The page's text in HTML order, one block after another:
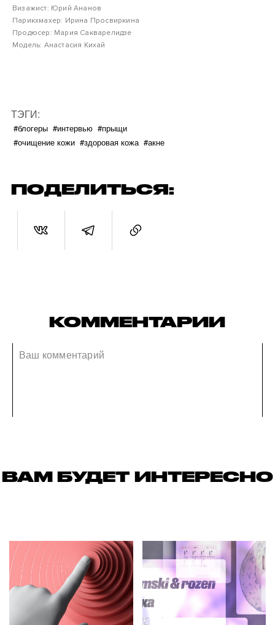
Визажист: Юрий Ананов
Парикхмахер: Ирина Просвиркина
Продюсер: Мария Сакварелидзе
Модель: Анастасия Кихай
ТЭГИ:
#блогеры #интервью #прыщи
#очищение кожи #здоровая кожа #акне
ПОДЕЛИТЬСЯ:
КОММЕНТАРИИ
ВАМ БУДЕТ ИНТЕРЕСНО